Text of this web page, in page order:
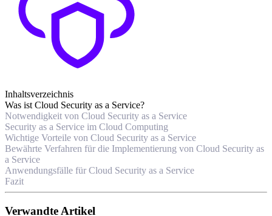
Inhaltsverzeichnis
Was ist Cloud Security as a Service?
Notwendigkeit von Cloud Security as a Service
Security as a Service im Cloud Computing
Wichtige Vorteile von Cloud Security as a Service
Bewährte Verfahren für die Implementierung von Cloud Security as
a Service
Anwendungsfälle für Cloud Security as a Service
Fazit
Verwandte Artikel